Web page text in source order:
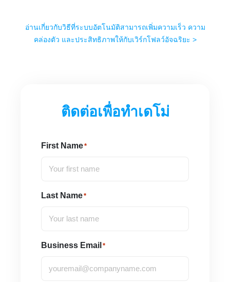
อ่านเกี่ยวกับวิธีที่ระบบอัตโนมัติสามารถเพิ่มความเร็ว ความ
คล่องตัว และประสิทธิภาพให้กับเวิร์กโฟลว์อัจฉริยะ >
ติดต่อเพื่อทำเดโม่
First Name*
Last Name*
Business Email *